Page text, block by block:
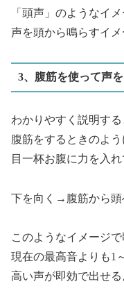
「頭声」のようなイメ
声を頭から鳴らすイメ
3、腹筋を使って声
わかりやすく説明する
腹筋をするときのよう
目一杯お腹に力を入
下を向く→腹筋から頭
このようなイメージで
現在の最高音よりも1
高い声が即効で出せ